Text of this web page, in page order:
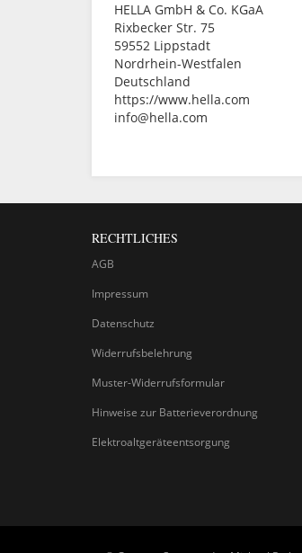
HELLA GmbH & Co. KGaA
Rixbecker Str. 75
59552 Lippstadt
Nordrhein-Westfalen
Deutschland
https://www.hella.com
info@hella.com
RECHTLICHES
AGB
Impressum
Datenschutz
Widerrufsbelehrung
Muster-Widerrufsformular
Hinweise zur Batterieverordnung
Elektroaltgeräteentsorgung